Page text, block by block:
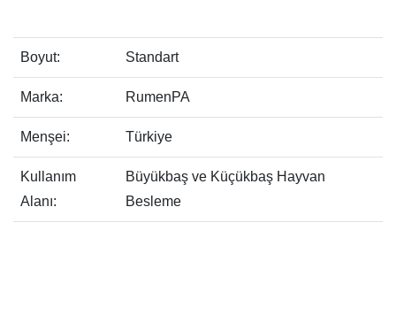
Boyut: Standart
Marka: RumenPA
Menşei: Türkiye
Kullanım
Alanı:
Büyükbaş ve Küçükbaş Hayvan
Besleme